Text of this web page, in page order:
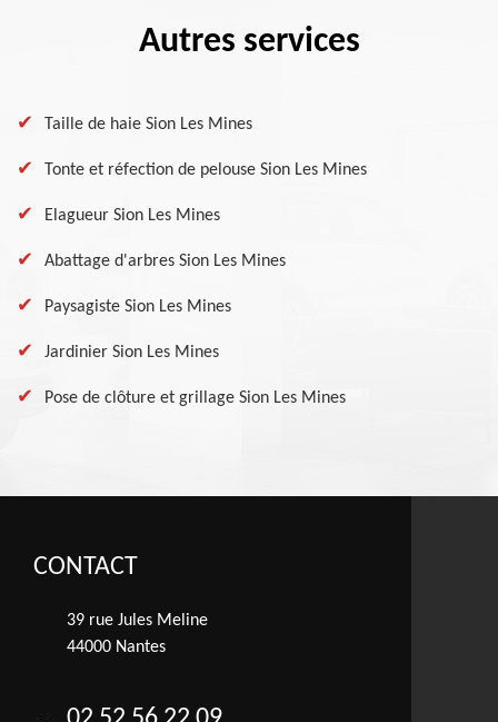
Autres services
Taille de haie Sion Les Mines
Tonte et réfection de pelouse Sion Les Mines
Elagueur Sion Les Mines
Abattage d'arbres Sion Les Mines
Paysagiste Sion Les Mines
Jardinier Sion Les Mines
Pose de clôture et grillage Sion Les Mines
CONTACT
39 rue Jules Meline
44000 Nantes